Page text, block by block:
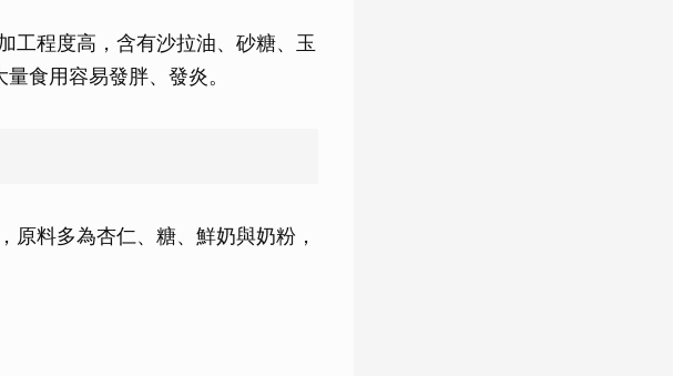
工程度高，含有沙拉油、砂糖、玉
食用容易發胖、發炎。
原料多為杏仁、糖、鮮奶與奶粉，